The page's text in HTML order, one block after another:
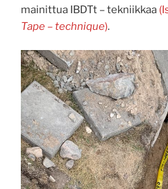
mainittua IBDTt – tekniikkaa
Tape – technique).